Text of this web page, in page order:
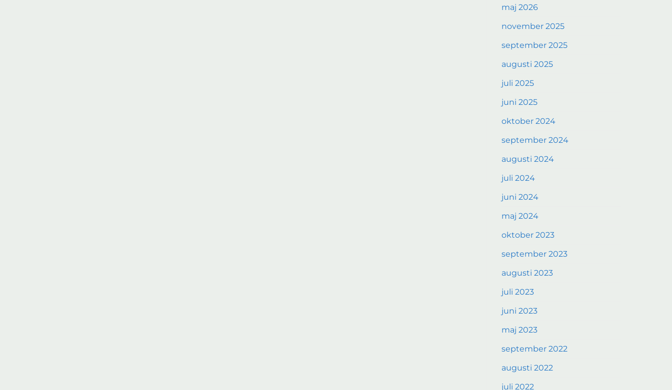
maj 2026
november 2025
september 2025
augusti 2025
juli 2025
juni 2025
oktober 2024
september 2024
augusti 2024
juli 2024
juni 2024
maj 2024
oktober 2023
september 2023
augusti 2023
juli 2023
juni 2023
maj 2023
september 2022
augusti 2022
juli 2022